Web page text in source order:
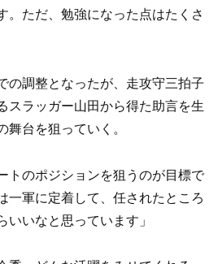
。ただ、勉強になった点はたくさ
調整となったが、走攻守三拍子
スラッガー山田から得た助言を生
舞台を狙っていく。
トのポジションを狙うのが目標で
一軍に定着して、任されたところ
いいなと思っています」